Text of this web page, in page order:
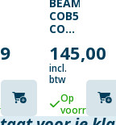
COB50
COMPACTE
PAR
SPOT
MET
50W
COB
LED
145,00
incl.
btw
Op
voorraad